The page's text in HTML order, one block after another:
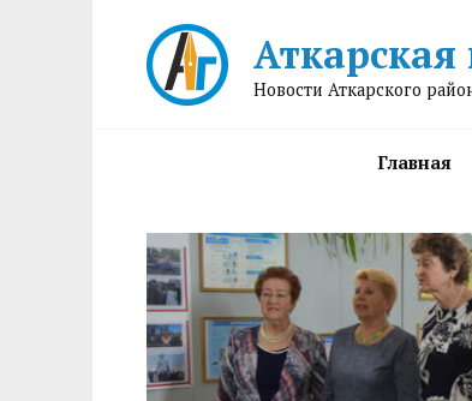
Аткарская
Новости Аткарского
Главная